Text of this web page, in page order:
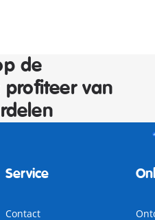
de
van
Service
Contact